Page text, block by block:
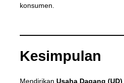
konsumen.
Kesimpulan
Mendirikan Usaha Dagang (UD)